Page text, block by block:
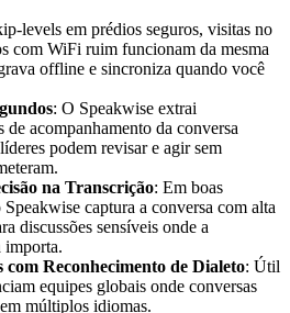
levels em prédios seguros, visitas no
com WiFi ruim funcionam da mesma
offline e sincroniza quando você
: O Speakwise extrai
de acompanhamento da conversa
podem revisar e agir sem
na Transcrição: Em boas
captura a conversa com alta
discussões sensíveis onde a
importa.
com Reconhecimento de Dialeto: Útil
equipes globais onde conversas
múltiplos idiomas.